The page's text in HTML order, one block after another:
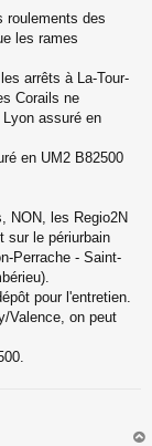
roulements des
les rames
arrêts à La-Tour-
Corails ne
assuré en
en UM2 B82500
NON, les Regio2N
sur le périurbain
Perrache - Saint-
pour l'entretien.
Valence, on peut